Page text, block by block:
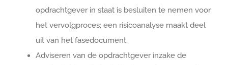
opdrachtgever in staat is besluiten te nemen voor
het vervolgproces; een risicoanalyse maakt deel
uit van het fasedocument.
Adviseren van de opdrachtgever inzake de